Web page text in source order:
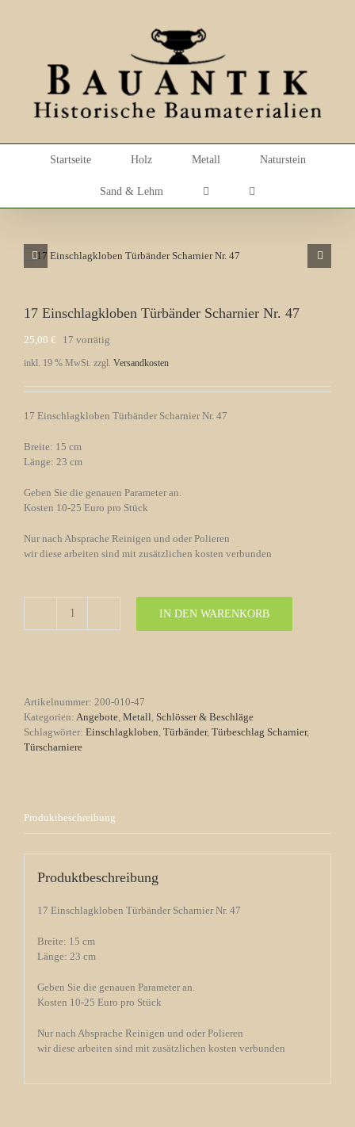
Startseite Holz Metall Naturstein
Sand & Lehm
17 Einschlagkloben Türbänder Scharnier Nr. 47
25,00 € 17 vorrätig
inkl. 19 % MwSt. zzgl. Versandkosten
17 Einschlagkloben Türbänder Scharnier Nr. 47
Breite: 15 cm
Länge: 23 cm
Geben Sie die genauen Parameter an.
Kosten 10-25 Euro pro Stück
Nur nach Absprache Reinigen und oder Polieren
wir diese arbeiten sind mit zusätzlichen kosten verbunden
17
Einschlagkloben
IN DEN WARENKORB
Artikelnummer: 200-010-47
Kategorien: Angebote, Metall, Schlösser & Beschläge
Schlagwörter: Einschlagkloben, Türbänder, Türbeschlag Scharnier,
Türscharniere
Produktbeschreibung
Produktbeschreibung
17 Einschlagkloben Türbänder Scharnier Nr. 47
Breite: 15 cm
Länge: 23 cm
Geben Sie die genauen Parameter an.
Kosten 10-25 Euro pro Stück
Nur nach Absprache Reinigen und oder Polieren
wir diese arbeiten sind mit zusätzlichen kosten verbunden